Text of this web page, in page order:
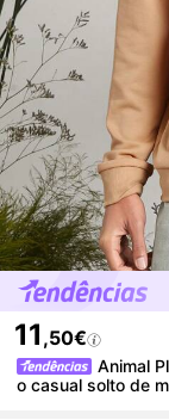
11 ,50€
Animal
o casual solto de